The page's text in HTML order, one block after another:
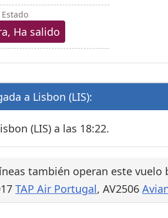
Estado
Ha salido
a Lisbon (LIS):
(LIS) a las 18:22.
también operan este
TAP Air Portugal, AV2506